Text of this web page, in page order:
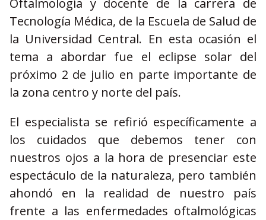
Oftalmología y docente de la carrera de
Tecnología Médica, de la Escuela de Salud de
la Universidad Central. En esta ocasión el
tema a abordar fue el eclipse solar del
próximo 2 de julio en parte importante de
la zona centro y norte del país.
El especialista se refirió específicamente a
los cuidados que debemos tener con
nuestros ojos a la hora de presenciar este
espectáculo de la naturaleza, pero también
ahondó en la realidad de nuestro país
frente a las enfermedades oftalmológicas